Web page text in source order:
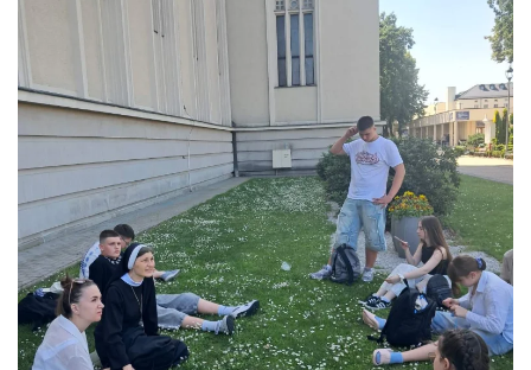
ЗБІЛЬШИТИ